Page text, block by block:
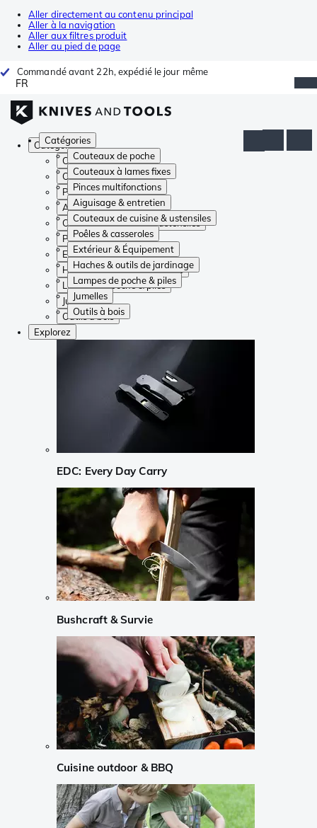
Aller directement au contenu principal
Aller à la navigation
Aller aux filtres produit
Aller au pied de page
Commandé avant 22h, expédié le jour même
FR
Catégories
Couteaux de poche
Couteaux à lames fixes
Pinces multifonctions
Aiguisage & entretien
Couteaux de cuisine & ustensiles
Poêles & casseroles
Extérieur & Équipement
Haches & outils de jardinage
Lampes de poche & piles
Jumelles
Outils à bois
Catégories
Couteaux de poche
Couteaux à lames fixes
Pinces multifonctions
Aiguisage & entretien
Couteaux de cuisine & ustensiles
Poêles & casseroles
Extérieur & Équipement
Haches & outils de jardinage
Lampes de poche & piles
Jumelles
Outils à bois
Explorez
EDC: Every Day Carry
Bushcraft & Survie
Cuisine outdoor & BBQ